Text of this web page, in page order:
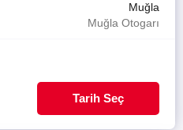
Muğla
Muğla Otogarı
Tarih Seç